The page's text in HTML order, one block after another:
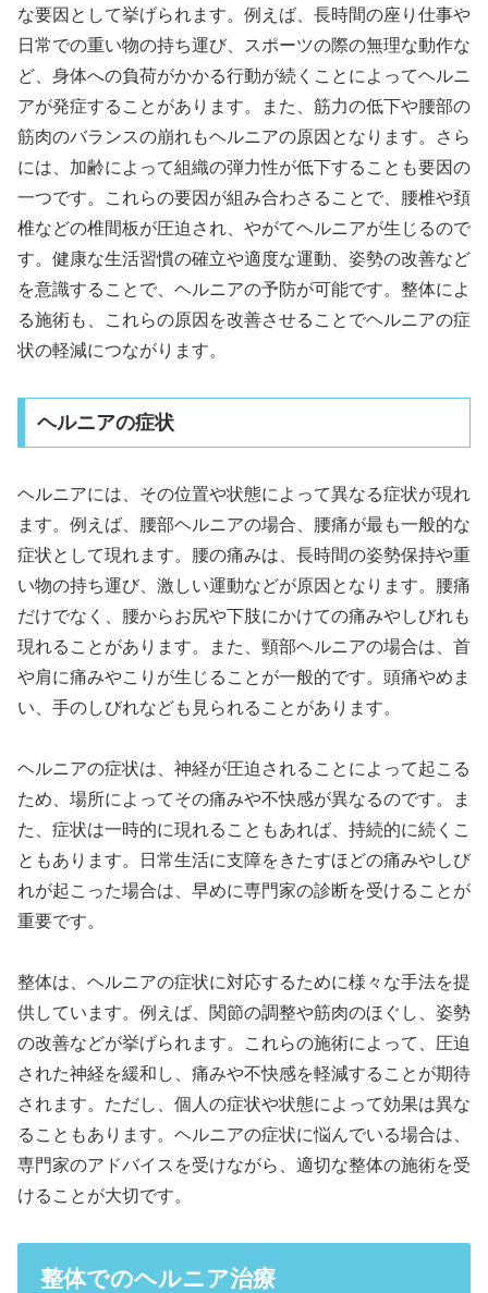
な要因として挙げられます。例えば、長時間の座り仕事や
日常での重い物の持ち運び、スポーツの際の無理な動作な
ど、身体への負荷がかかる行動が続くことによってヘルニ
アが発症することがあります。また、筋力の低下や腰部の
筋肉のバランスの崩れもヘルニアの原因となります。さら
には、加齢によって組織の弾力性が低下することも要因の
一つです。これらの要因が組み合わさることで、腰椎や頚
椎などの椎間板が圧迫され、やがてヘルニアが生じるので
す。健康な生活習慣の確立や適度な運動、姿勢の改善など
を意識することで、ヘルニアの予防が可能です。整体によ
る施術も、これらの原因を改善させることでヘルニアの症
状の軽減につながります。
ヘルニアの症状
ヘルニアには、その位置や状態によって異なる症状が現れ
ます。例えば、腰部ヘルニアの場合、腰痛が最も一般的な
症状として現れます。腰の痛みは、長時間の姿勢保持や重
い物の持ち運び、激しい運動などが原因となります。腰痛
だけでなく、腰からお尻や下肢にかけての痛みやしびれも
現れることがあります。また、頸部ヘルニアの場合は、首
や肩に痛みやこりが生じることが一般的です。頭痛やめま
い、手のしびれなども見られることがあります。
ヘルニアの症状は、神経が圧迫されることによって起こる
ため、場所によってその痛みや不快感が異なるのです。ま
た、症状は一時的に現れることもあれば、持続的に続くこ
ともあります。日常生活に支障をきたすほどの痛みやしび
れが起こった場合は、早めに専門家の診断を受けることが
重要です。
整体は、ヘルニアの症状に対応するために様々な手法を提
供しています。例えば、関節の調整や筋肉のほぐし、姿勢
の改善などが挙げられます。これらの施術によって、圧迫
された神経を緩和し、痛みや不快感を軽減することが期待
されます。ただし、個人の症状や状態によって効果は異な
ることもあります。ヘルニアの症状に悩んでいる場合は、
専門家のアドバイスを受けながら、適切な整体の施術を受
けることが大切です。
整体でのヘルニア治療